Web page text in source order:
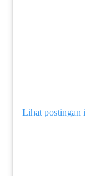
Lihat postingan